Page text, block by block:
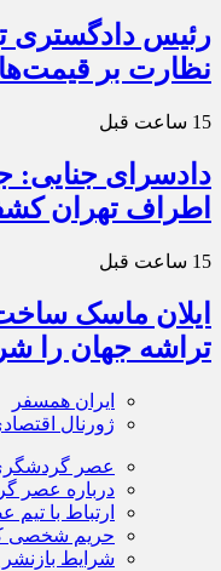
رئیس دادگستری
نظارت بر
15 ساعت قبل
دادسرای جنایی:
اطراف تهران
15 ساعت قبل
ایلان ماسک
تراشه جهان را
ایران همسفر
ژورنال
عصر
درباره عصر
ارتباط با
حریم شخصی
شرایط بازنشر